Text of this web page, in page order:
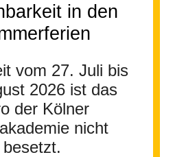
in den
vom 27. Juli bis
2026 ist das
der Kölner
nicht
besetzt.